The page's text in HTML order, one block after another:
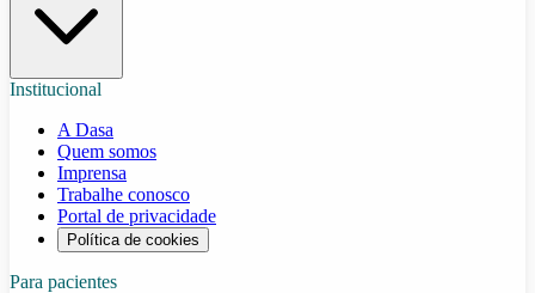
Institucional
A Dasa
Quem somos
Imprensa
Trabalhe conosco
Portal de privacidade
Política de cookies
Para pacientes